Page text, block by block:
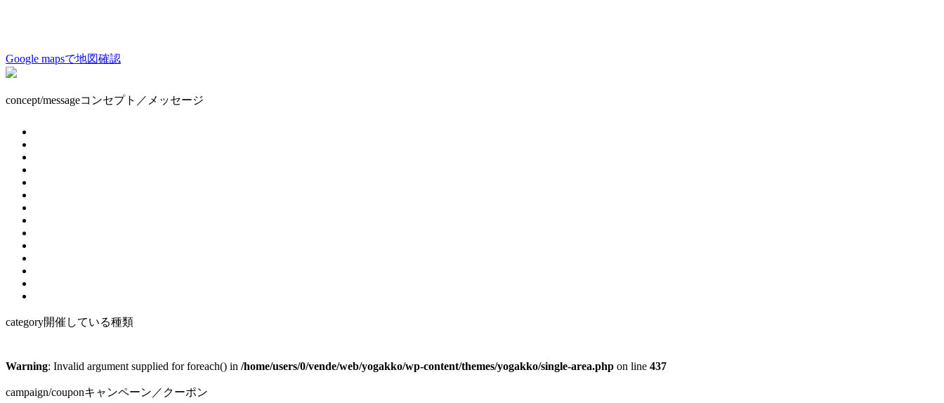
Google mapsで地図確認
concept/messageコンセプト／メッセージ
category開催している種類
Warning: Invalid argument supplied for foreach() in /home/users/0/vende/web/yogakko/wp-content/themes/yogakko/single-area.php on line 437
campaign/couponキャンペーン／クーポン